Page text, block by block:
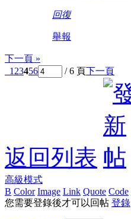
回復
舉報
下一頁 »
1 23456 / 6 頁下一頁
返回列表
高級模式
B Color Image Link Quote Code
您需要登錄後才可以回帖 登錄